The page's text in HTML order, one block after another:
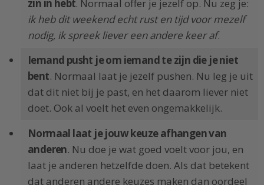
zin in hebt. Normaal offer je jezelf op. Nu zeg je:
ik heb dit weekend echt rust en tijd voor mezelf
nodig, ik spreek liever een andere keer af.
Iemand pusht je om iemand te zijn die je niet
bent. Normaal laat je jezelf pushen. Nu leg je uit
dat dit niet bij je past, en het daarom liever niet
doet. Ook al voelt het even ongemakkelijk.
Normaal laat je jouw keuze afhangen van
anderen. Nu doe je wat goed voelt voor jou, en
laat je anderen hetzelfde doen. Als dat betekent
dat anderen andere keuzes maken dan oordeel